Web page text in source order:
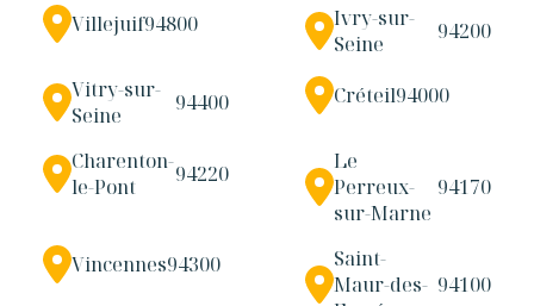
Villejuif94800
Ivry-sur-
Seine
94200
Vitry-sur-
Seine
94400 Créteil94000
Charenton-
le-Pont
94220
Le
Perreux-
sur-Marne
94170
Vincennes94300
Saint-
Maur-des- 94100